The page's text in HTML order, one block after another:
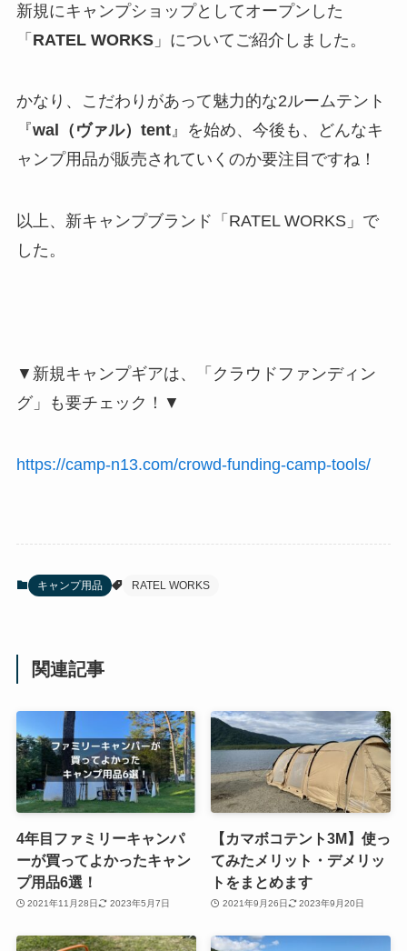
新規にキャンプショップとしてオープンした
「 RATEL WORKS」についてご紹介しました。
かなり、こだわりがあって魅力的な2ルームテント
『wal（ヴァル）tent』を始め、今後も、どんなキ
ャンプ用品が販売されていくのか要注目ですね！
以上、新キャンプブランド「RATEL WORKS」で
した。
▼新規キャンプギアは、「クラウドファンディン
グ」も要チェック！▼
https://camp-n13.com/crowd-funding-camp-tools/
キャンプ用品 RATEL WORKS
関連記事
4年目ファミリーキャンパ
ーが買ってよかったキャン
プ用品6選！
2021年11月28日 2023年5月7日
【カマボコテント3M】使っ
てみたメリット・デメリッ
トをまとめます
2021年9月26日 2023年9月20日